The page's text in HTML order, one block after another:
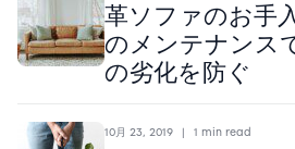
革ソファのお手
のメンテナンス
の劣化を防ぐ
10月 23, 2019 | 1 min read